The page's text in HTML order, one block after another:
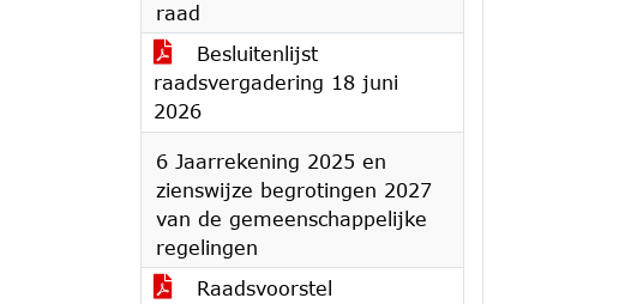
raad
Besluitenlijst
raadsvergadering 18 juni
2026
6 Jaarrekening 2025 en
zienswijze begrotingen 2027
van de gemeenschappelijke
regelingen
Raadsvoorstel